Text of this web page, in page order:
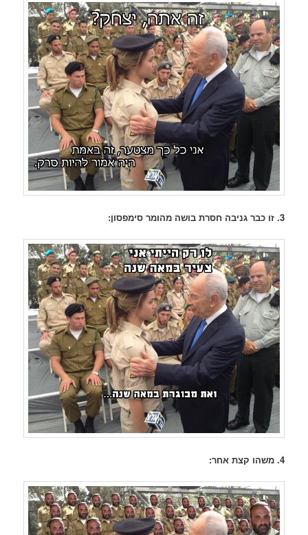
3. זו כבר גניבה חסרת בושה מהומר סימפסון:
4. משהו קצת אחר: